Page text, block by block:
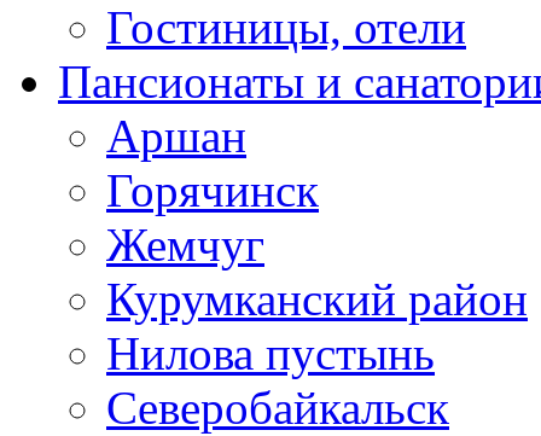
Гостиницы, отели
Пансионаты и
Аршан
Горячинск
Жемчуг
Курумканский район
Нилова пустынь
Северобайкальск